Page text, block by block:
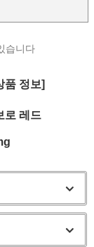
습니다
품 정보]
로 레드